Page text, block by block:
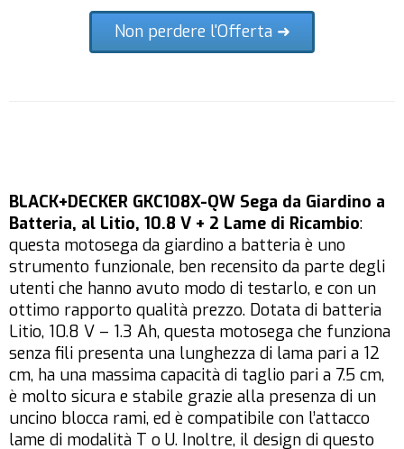
Non perdere l'Offerta ➜
BLACK+DECKER GKC108X-QW Sega da Giardino a
Batteria, al Litio, 10.8 V + 2 Lame di Ricambio:
questa motosega da giardino a batteria è uno
strumento funzionale, ben recensito da parte degli
utenti che hanno avuto modo di testarlo, e con un
ottimo rapporto qualità prezzo. Dotata di batteria
Litio, 10.8 V – 1.3 Ah, questa motosega che funziona
senza fili presenta una lunghezza di lama pari a 12
cm, ha una massima capacità di taglio pari a 7.5 cm,
è molto sicura e stabile grazie alla presenza di un
uncino blocca rami, ed è compatibile con l’attacco
lame di modalità T o U. Inoltre, il design di questo